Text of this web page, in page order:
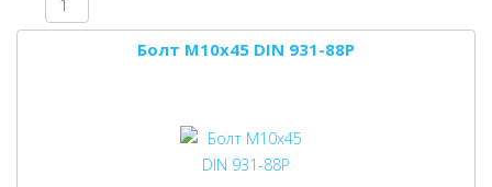
Болт M10x45 DIN 931-88P